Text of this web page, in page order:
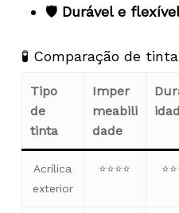
🛡️ Durável e
🧪 Comparação de
Tipo
de
tinta
Imper
meabili
dade
Acrílica
exterior
⭐⭐⭐⭐